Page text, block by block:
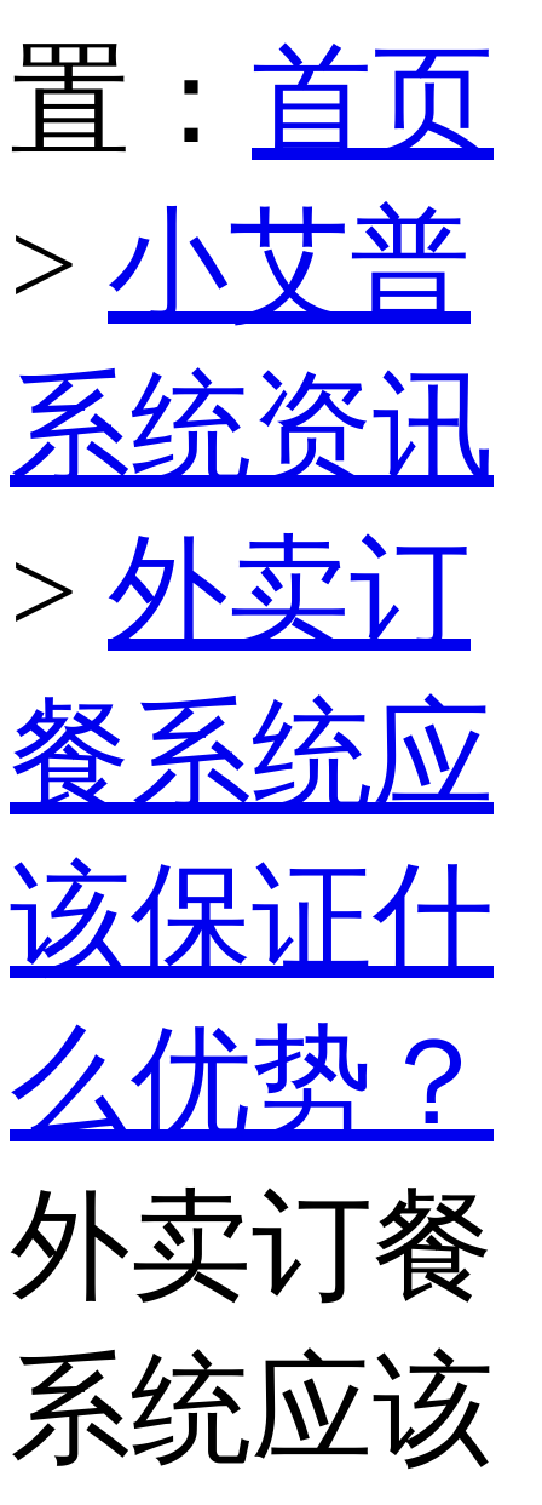
置： 首页
> 小艾普
系统资讯
> 外卖订
餐系统应
该保证什
么优势？
外卖订餐
系统应该